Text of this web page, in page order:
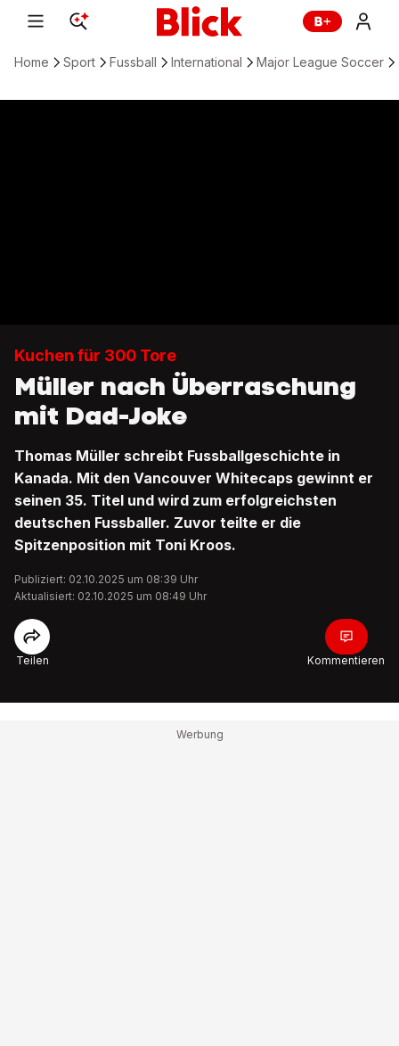
Home Sport Fussball International Major League Soccer
Kuchen für 300 Tore
Müller nach Überraschung
mit Dad-Joke
Thomas Müller schreibt Fussballgeschichte in
Kanada. Mit den Vancouver Whitecaps gewinnt er
seinen 35. Titel und wird zum erfolgreichsten
deutschen Fussballer. Zuvor teilte er die
Spitzenposition mit Toni Kroos.
Publiziert: 02.10.2025 um 08:39 Uhr
Aktualisiert: 02.10.2025 um 08:49 Uhr
Teilen Kommentieren